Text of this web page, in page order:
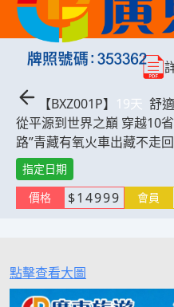
【BXZ001P】 19天 舒
從平源到世界之巔 穿越10
路”青藏有氧火車出藏不走
指定日期
價格
$14999 會員
點擊查看大圖